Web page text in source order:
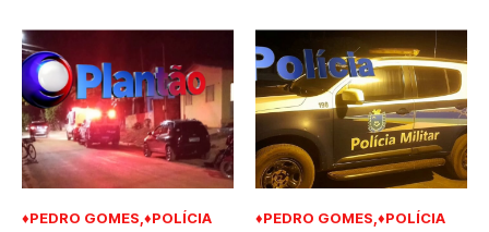
♦PEDRO GOMES ♦POLÍCIA ♦PEDRO GOMES ♦POLÍCIA